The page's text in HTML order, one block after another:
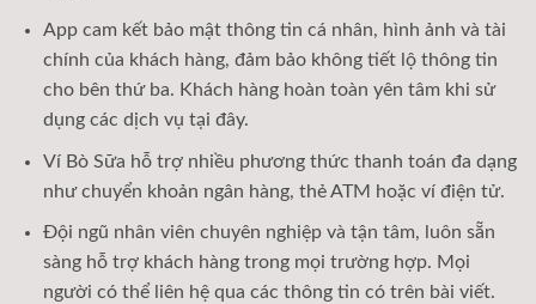
App cam kết bảo mật thông tin cá nhân, hình ảnh và tài
chính của khách hàng, đảm bảo không tiết lộ thông tin
cho bên thứ ba. Khách hàng hoàn toàn yên tâm khi sử
dụng các dịch vụ tại đây.
Ví Bò Sữa hỗ trợ nhiều phương thức thanh toán đa dạng
như chuyển khoản ngân hàng, thẻ ATM hoặc ví điện tử.
Đội ngũ nhân viên chuyên nghiệp và tận tâm, luôn sẵn
sàng hỗ trợ khách hàng trong mọi trường hợp. Mọi
người có thể liên hệ qua các thông tin có trên bài viết.